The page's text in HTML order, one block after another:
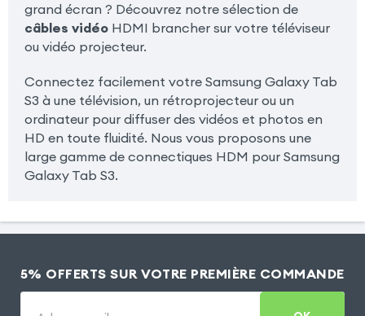
grand écran ? Découvrez notre sélection de
câbles vidéoHDMI brancher sur votre téléviseur
ou vidéo projecteur.
Connectez facilement votre Samsung Galaxy Tab
S3 à une télévision, un rétroprojecteur ou un
ordinateur pour diffuser des vidéos et photos en
HD en toute fluidité. Nous vous proposons une
large gamme de connectiques HDM pour Samsung
Galaxy Tab S3.
5% OFFERTS SUR VOTRE PREMIÈRE COMMANDE